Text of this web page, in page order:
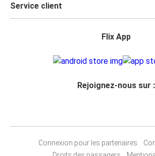
Service client
Flix App
Rejoignez-nous sur :
Connexion pour les partenaires